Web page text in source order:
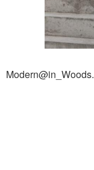
Modern@in_Woods.